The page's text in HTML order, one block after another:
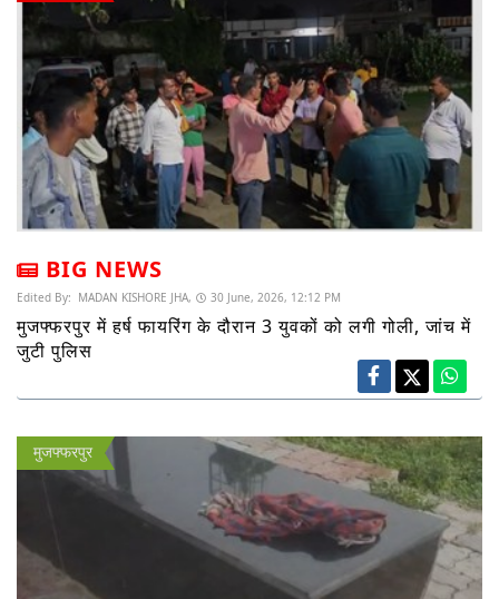
BIG NEWS
Edited By: MADAN KISHORE JHA, 30 June, 2026, 12:12 PM
मुजफ्फरपुर में हर्ष फायरिंग के दौरान 3 युवकों को लगी गोली, जांच में
जुटी पुलिस
मुजफ्फरपुर